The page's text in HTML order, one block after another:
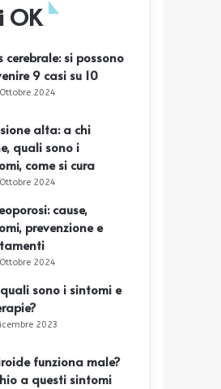
OK
cerebrale: si possono
9 casi su 10
2024
alta: a chi
quali sono i
come si cura
2024
cause,
prevenzione e
2024
quali sono i sintomi e
2023
funziona male?
a questi sintomi